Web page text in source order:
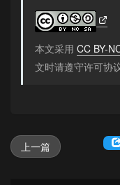
本文采用 CC BY-
文时请遵守许可协
上一篇